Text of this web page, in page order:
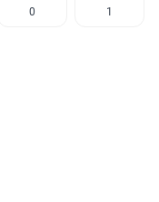
0 1